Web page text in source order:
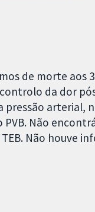
de morte aos
da dor
pressão arterial,
Não
Não houve